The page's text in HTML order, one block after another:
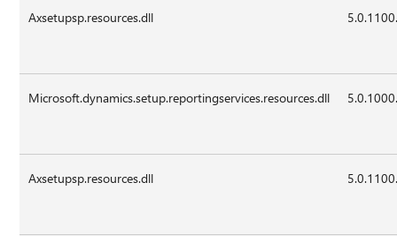
Axsetupsp.resources.dll
Microsoft.dynamics.setup.reportingservices.resources.dll
Axsetupsp.resources.dll